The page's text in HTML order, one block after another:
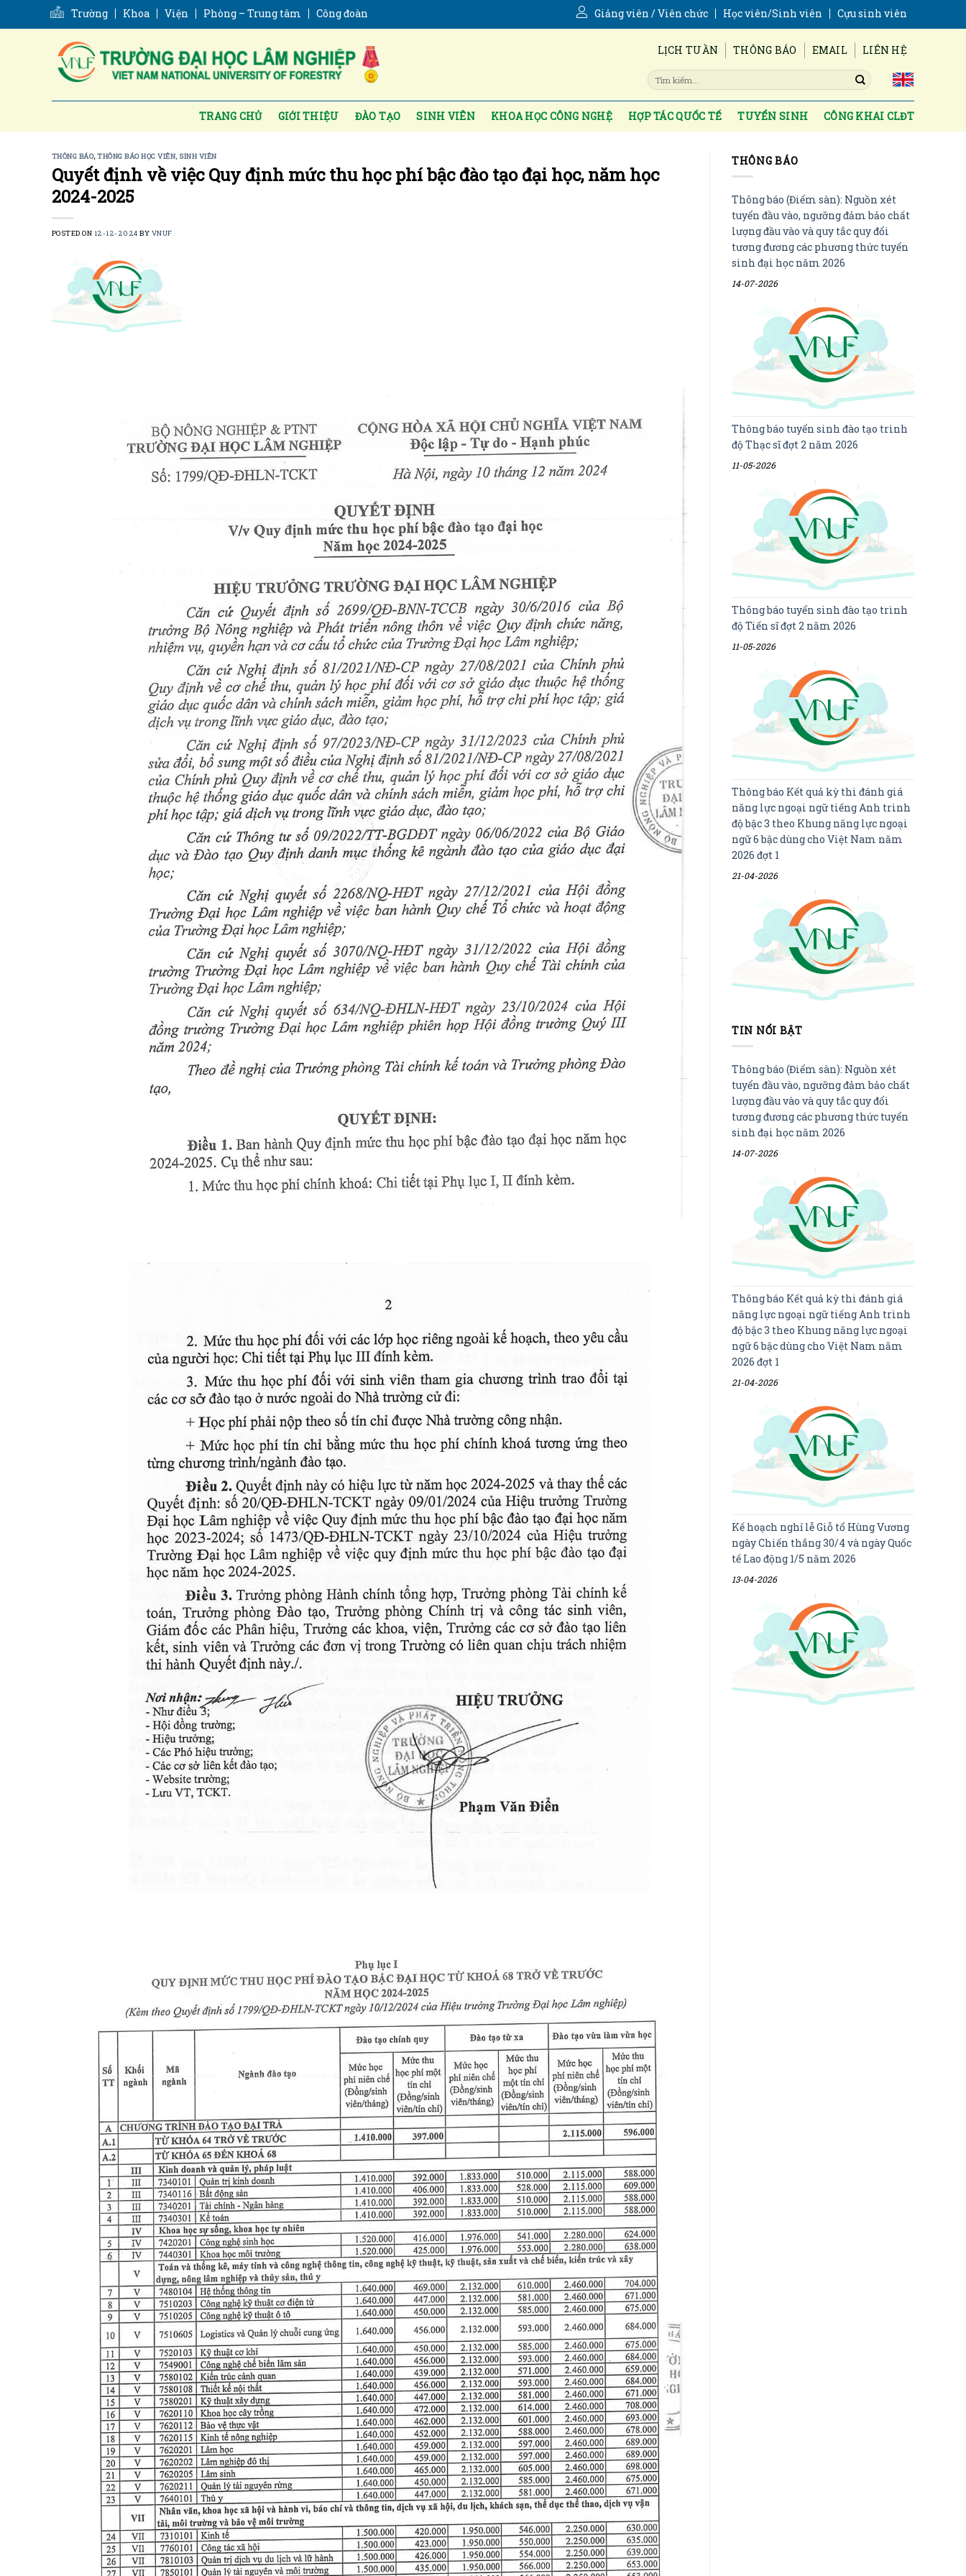
Trường Khoa Viện Phòng – Trung tâm Công đoàn Giảng viên / Viên chức Học viên/Sinh viên Cựu sinh viên
LỊCH TUẦN THÔNG BÁO EMAIL LIÊN HỆ
TRANG CHỦ GIỚI THIỆU ĐÀO TẠO SINH VIÊN KHOA HỌC CÔNG NGHỆ HỢP TÁC QUỐC TẾ TUYỂN SINH CÔNG KHAI CLĐT
THÔNG BÁO,THÔNG BÁO HỌC VIÊN, SINH VIÊN
Quyết định về việc Quy định mức thu học phí bậc đào tạo đại học, năm học
2024-2025
POSTED ON 12-12-2024 BY VNUF
THÔNG BÁO
Thông báo (Điểm sàn): Nguồn xét
tuyển đầu vào, ngưỡng đảm bảo chất
lượng đầu vào và quy tắc quy đổi
tương đương các phương thức tuyển
sinh đại học năm 2026
14-07-2026
Thông báo tuyển sinh đào tạo trình
độ Thạc sĩ đợt 2 năm 2026
11-05-2026
Thông báo tuyển sinh đào tạo trình
độ Tiến sĩ đợt 2 năm 2026
11-05-2026
Thông báo Kết quả kỳ thi đánh giá
năng lực ngoại ngữ tiếng Anh trình
độ bậc 3 theo Khung năng lực ngoại
ngữ 6 bậc dùng cho Việt Nam năm
2026 đợt 1
21-04-2026
TIN NỔI BẬT
Thông báo (Điểm sàn): Nguồn xét
tuyển đầu vào, ngưỡng đảm bảo chất
lượng đầu vào và quy tắc quy đổi
tương đương các phương thức tuyển
sinh đại học năm 2026
14-07-2026
Thông báo Kết quả kỳ thi đánh giá
năng lực ngoại ngữ tiếng Anh trình
độ bậc 3 theo Khung năng lực ngoại
ngữ 6 bậc dùng cho Việt Nam năm
2026 đợt 1
21-04-2026
Kế hoạch nghỉ lễ Giỗ tổ Hùng Vương
ngày Chiến thắng 30/4 và ngày Quốc
tế Lao động 1/5 năm 2026
13-04-2026